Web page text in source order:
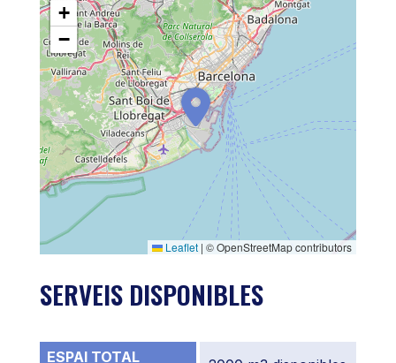
+
−
Leaflet | © OpenStreetMap contributors
SERVEIS DISPONIBLES
ESPAI TOTAL